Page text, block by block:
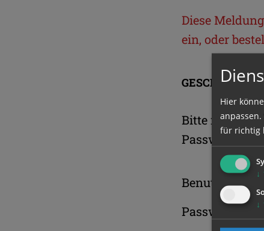
Diese
ein, oder
Bitte melden
Passwort an.
Benutzername
Passwort
Hier
für richtig
↓
↓